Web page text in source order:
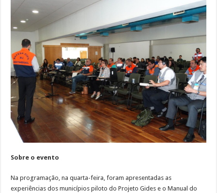
Sobre o evento
Na programação, na quarta-feira, foram apresentadas as
experiências dos municípios piloto do Projeto Gides e o Manual do